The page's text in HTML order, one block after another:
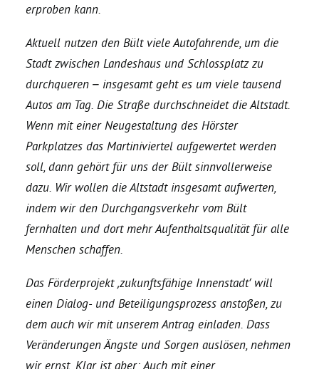
Fraktionsgeschäftsstelle
Bezirksvertretungen
Aktiv werden
Termine
Kommunalpolitik
erproben kann.
Aktuell nutzen den Bült viele Autofahrende, um die
Stadt zwischen Landeshaus und Schlossplatz zu
durchqueren – insgesamt geht es um viele tausend
Autos am Tag. Die Straße durchschneidet die Altstadt.
Wenn mit einer Neugestaltung des Hörster
Parkplatzes das Martiniviertel aufgewertet werden
soll, dann gehört für uns der Bült sinnvollerweise
dazu. Wir wollen die Altstadt insgesamt aufwerten,
indem wir den Durchgangsverkehr vom Bült
fernhalten und dort mehr Aufenthaltsqualität für alle
Menschen schaffen.
Das Förderprojekt ‚zukunftsfähige Innenstadt‘ will
einen Dialog- und Beteiligungsprozess anstoßen, zu
dem auch wir mit unserem Antrag einladen. Dass
Veränderungen Ängste und Sorgen auslösen, nehmen
wir ernst. Klar ist aber: Auch mit einer